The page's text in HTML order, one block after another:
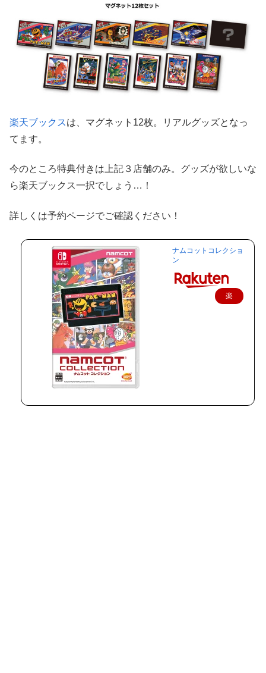
楽天ブックスは、マグネット12枚。リアルグッズとなっ
てます。
今のところ特典付きは上記３店舗のみ。グッズが欲しいな
ら楽天ブックス一択でしょう…！
詳しくは予約ページでご確認ください！
ナムコットコレクショ
ン
楽